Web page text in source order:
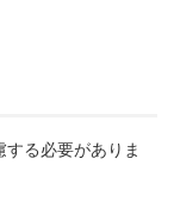
る必要がありま